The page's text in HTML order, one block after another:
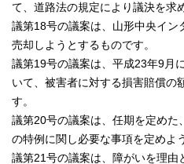
て、道路法の規定により議決を求
議第18号の議案は、山形中央イン
売却しようとするものです。
議第19号の議案は、平成23年9月
いて、被害者に対する損害賠償の
す。
議第20号の議案は、任期を定めた
の特例に関し必要な事項を定めよ
議第21号の議案は、障がいを理由